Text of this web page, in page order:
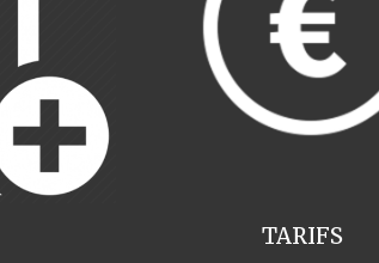
TARIFS